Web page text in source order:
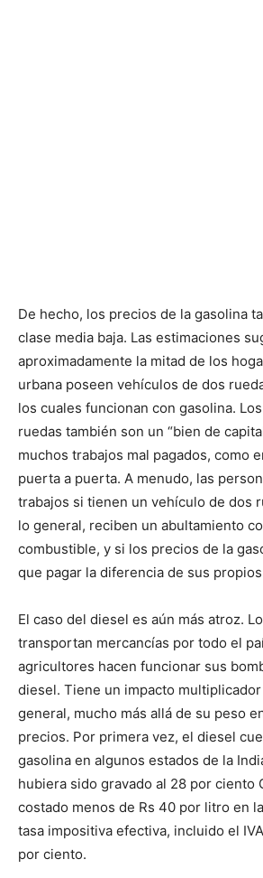
De hecho, los precios de la gasolina
clase media baja. Las estimaciones
aproximadamente la mitad de los
urbana poseen vehículos de dos
los cuales funcionan con gasolina.
ruedas también son un “bien de
muchos trabajos mal pagados, como
puerta a puerta. A menudo, las
trabajos si tienen un vehículo de dos
lo general, reciben un abultamiento
combustible, y si los precios de la
que pagar la diferencia de sus
El caso del diesel es aún más atroz.
transportan mercancías por todo el
agricultores hacen funcionar sus
diesel. Tiene un impacto
general, mucho más allá de su peso
precios. Por primera vez, el diesel
gasolina en algunos estados de la
hubiera sido gravado al 28 por ciento
costado menos de Rs 40 por litro en
tasa impositiva efectiva, incluido el
por ciento.